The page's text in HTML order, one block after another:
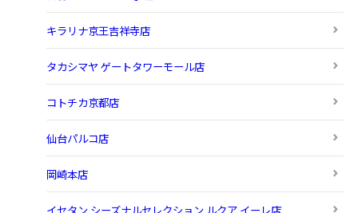
キラリナ京王吉祥寺店
タカシマヤ ゲートタワーモール店
コトチカ京都店
仙台パルコ店
岡崎本店
イセタン シーズナルセレクション ルクア イーレ店